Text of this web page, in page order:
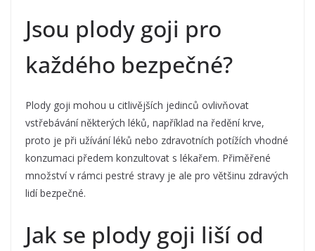
Jsou plody goji pro
každého bezpečné?
Plody goji mohou u citlivějších jedinců ovlivňovat
vstřebávání některých léků, například na ředění krve,
proto je při užívání léků nebo zdravotních potížích vhodné
konzumaci předem konzultovat s lékařem. Přiměřené
množství v rámci pestré stravy je ale pro většinu zdravých
lidí bezpečné.
Jak se plody goji liší od